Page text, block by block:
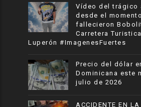
Vídeo del trágico
desde el
fallecieron
Carretera
Luperón #ImagenesFuertes
Precio del dólar
Dominicana este
julio de 2026
ACCIDENTE EN LA